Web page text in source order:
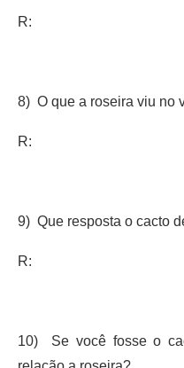
R:
8) O que a roseira viu no
R:
9) Que resposta o cacto
R:
10) Se você fosse o